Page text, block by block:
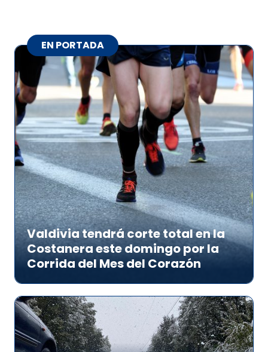
EN PORTADA
Valdivia tendrá corte total en la
Costanera este domingo por la
Corrida del Mes del Corazón